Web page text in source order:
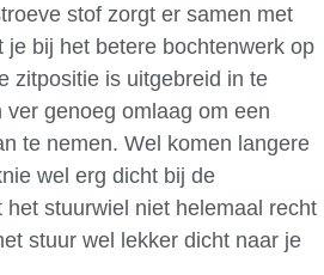
stof zorgt er samen met
je bij het betere bochtenwerk op
zitpositie is uitgebreid in te
genoeg omlaag om een
te nemen. Wel komen langere
wel erg dicht bij de
stuurwiel niet helemaal recht
stuur wel lekker dicht naar je